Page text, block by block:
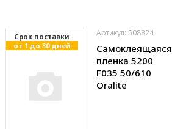
Cрок поставки
от 1 до 30 дней
Артикул: 508824
Самоклеящаяся
пленка 5200
F035 50/610
Oralite